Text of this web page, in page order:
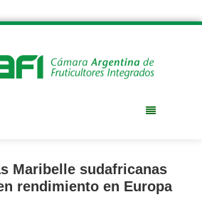
Maribelle sudafricanas
rendimiento en Europa